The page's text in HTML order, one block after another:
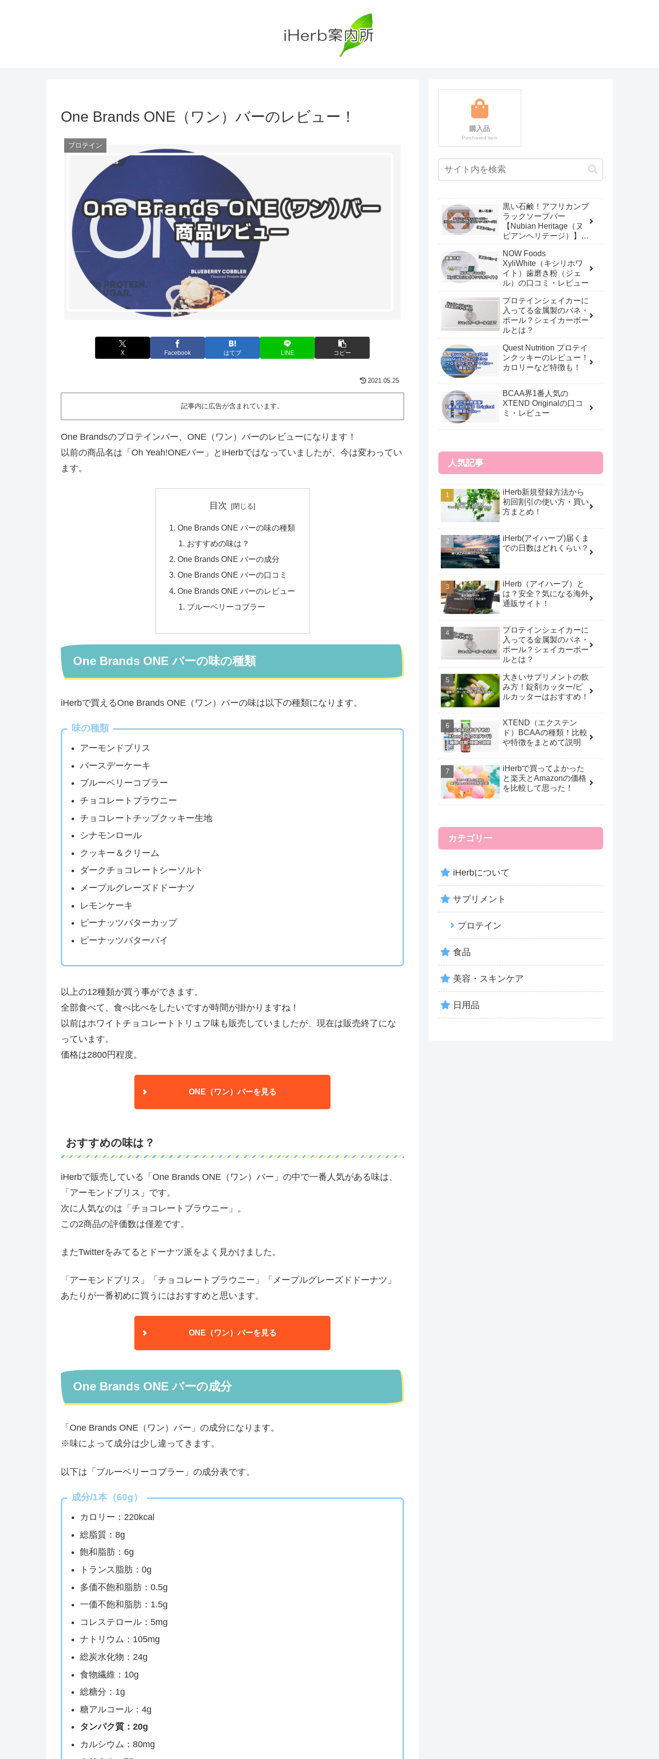
One Brands ONE（ワン）バーのレビュー！
プロテイン
X Facebook はてブ LINE コピー
2021.05.25
記事内に広告が含まれています。
One Brandsのプロテインバー、ONE（ワン）バーのレビューになります！
以前の商品名は「Oh Yeah!ONEバー」とiHerbではなっていましたが、今は変わってい
ます。
目次
One Brands ONE バーの味の種類
おすすめの味は？
One Brands ONE バーの成分
One Brands ONE バーの口コミ
One Brands ONE バーのレビュー
ブルーベリーコブラー
One Brands ONE バーの味の種類
iHerbで買えるOne Brands ONE（ワン）バーの味は以下の種類になります。
味の種類
アーモンドブリス
バースデーケーキ
ブルーベリーコブラー
チョコレートブラウニー
チョコレートチップクッキー生地
シナモンロール
クッキー＆クリーム
ダークチョコレートシーソルト
メープルグレーズドドーナツ
レモンケーキ
ピーナッツバターカップ
ピーナッツバターパイ
以上の12種類が買う事ができます。
全部食べて、食べ比べをしたいですが時間が掛かりますね！
以前はホワイトチョコレートトリュフ味も販売していましたが、現在は販売終了にな
っています。
価格は2800円程度。
ONE（ワン）バーを見る
おすすめの味は？
iHerbで販売している「One Brands ONE（ワン）バー」の中で一番人気がある味は、
「アーモンドブリス」です。
次に人気なのは「チョコレートブラウニー」。
この2商品の評価数は僅差です。
またTwitterをみてるとドーナツ派をよく見かけました。
「アーモンドブリス」「チョコレートブラウニー」「メープルグレーズドドーナツ」
あたりが一番初めに買うにはおすすめと思います。
ONE（ワン）バーを見る
One Brands ONE バーの成分
「One Brands ONE（ワン）バー」の成分になります。
※味によって成分は少し違ってきます。
以下は「ブルーベリーコブラー」の成分表です。
成分/1本（60g）
カロリー：220kcal
総脂質：8g
飽和脂肪：6g
トランス脂肪：0g
多価不飽和脂肪：0.5g
一価不飽和脂肪：1.5g
コレステロール：5mg
ナトリウム：105mg
総炭水化物：24g
食物繊維：10g
総糖分：1g
糖アルコール：4g
タンパク質：20g
カルシウム：80mg
購入品
Purchased item
黒い石鹸！アフリカンブ
ラックソープバー
【Nubian Heritage（ヌ
ビアンヘリテージ）】の
NOW Foods
XyliWhite（キシリホワ
イト）歯磨き粉（ジェ
ル）の口コミ・レビュー
プロテインシェイカーに
入ってる金属製のバネ・
ボール？シェイカーボー
ルとは？
Quest Nutrition プロテイ
ンクッキーのレビュー！
カロリーなど特徴も！
BCAA界1番人気の
XTEND Originalの口コ
ミ・レビュー
人気記事
iHerb新規登録方法から
初回割引の使い方・買い
方まとめ！
iHerb(アイハーブ)届くま
での日数はどれくらい？
iHerb（アイハーブ）と
は？安全？気になる海外
通販サイト！
プロテインシェイカーに
入ってる金属製のバネ・
ボール？シェイカーボー
ルとは？
大きいサプリメントの飲
み方！錠剤カッター/ピ
ルカッターはおすすめ！
XTEND（エクステン
ド）BCAAの種類！比較
や特徴をまとめて説明
iHerbで買ってよかった
と楽天とAmazonの価格
を比較して思った！
カテゴリー
iHerbについて
サプリメント
プロテイン
食品
美容・スキンケア
日用品